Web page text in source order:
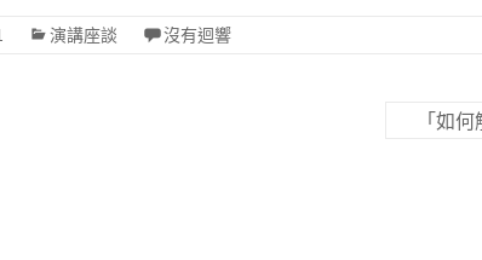
演講座談 沒有迴響
「如